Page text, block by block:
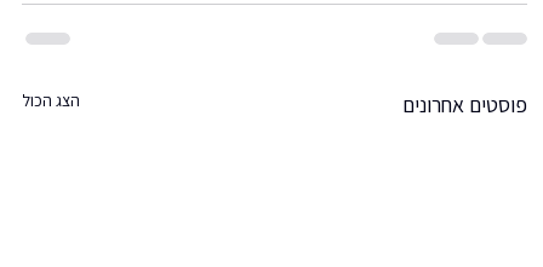
פוסטים אחרונים הצג הכול